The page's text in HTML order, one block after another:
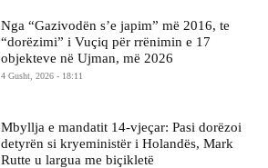
Nga “Gazivodën s’e japim” më 2016, te
“dorëzimi” i Vuçiq për rrënimin e 17
objekteve në Ujman, më 2026
4 Gusht, 2026 - 18:11
Mbyllja e mandatit 14-vjeçar: Pasi dorëzoi
detyrën si kryeministër i Holandës, Mark
Rutte u largua me biçikletë